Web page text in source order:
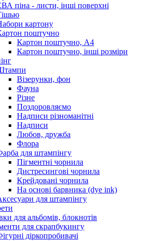
піна - листи, інші поверхні
картону
поштучно
Картон поштучно, А4
Картон поштучно, інші розміри
Візерунки, фон
Фауна
Різне
Поздоровляємо
Надписи різноманітні
Надписи
Любов, дружба
Флора
для штампінгу
Пігментні чорнила
Дистресингові чорнила
Крейдовані чорнила
На основі барвника (dye ink)
для штампінгу
для альбомів, блокнотів
для скрапбукингу
діркопробивачі